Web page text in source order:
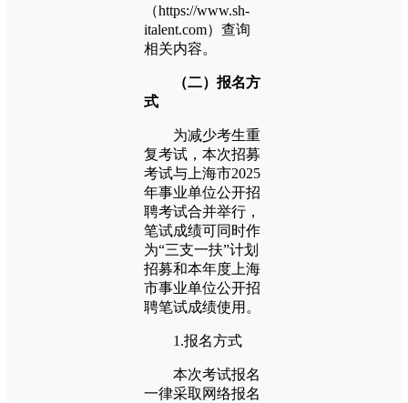
（https://www.sh-
italent.com）查询
相关内容。
（二）报名方
式
为减少考生重
复考试，本次招募
考试与上海市2025
年事业单位公开招
聘考试合并举行，
笔试成绩可同时作
为“三支一扶”计划
招募和本年度上海
市事业单位公开招
聘笔试成绩使用。
1.报名方式
本次考试报名
一律采取网络报名